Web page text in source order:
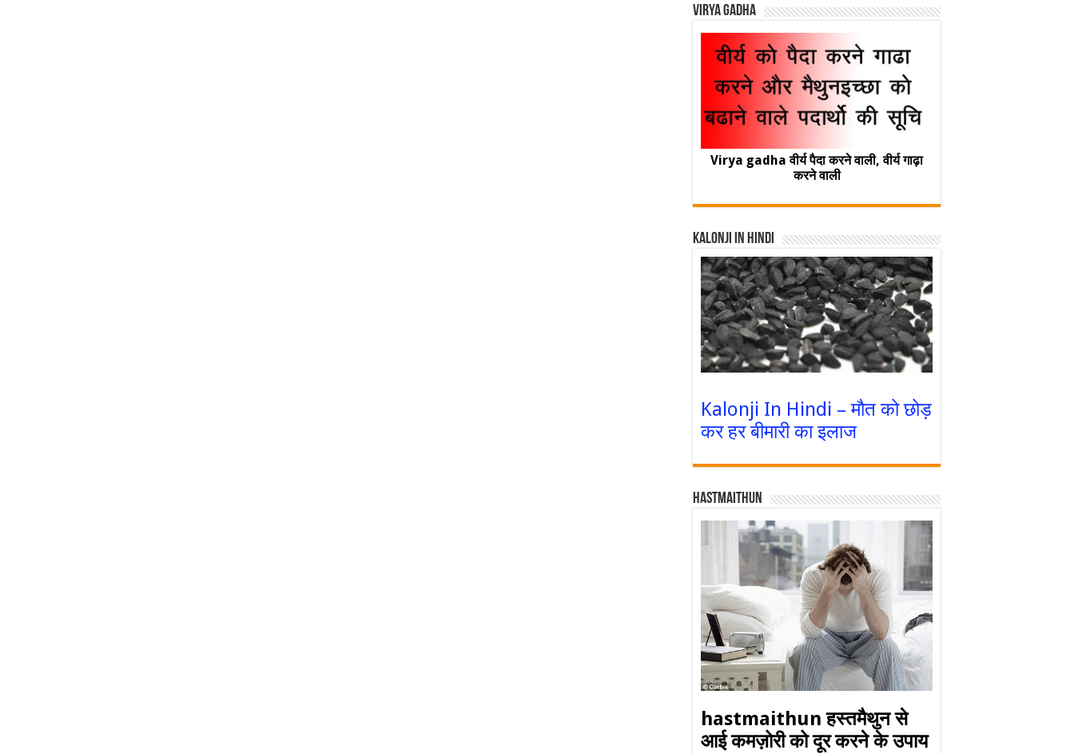
Virya Gadha
Virya gadha वीर्य पैदा करने वाली, वीर्य गाढ़ा
करने वाली
Kalonji In Hindi
Kalonji In Hindi – मौत को छोड़
कर हर बीमारी का इलाज
Hastmaithun
hastmaithun हस्तमैथुन से
आई कमज़ोरी को दूर करने के उपाय